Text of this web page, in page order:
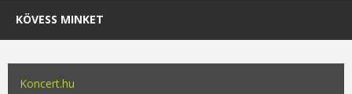
KÖVESS MINKET
Koncert.hu